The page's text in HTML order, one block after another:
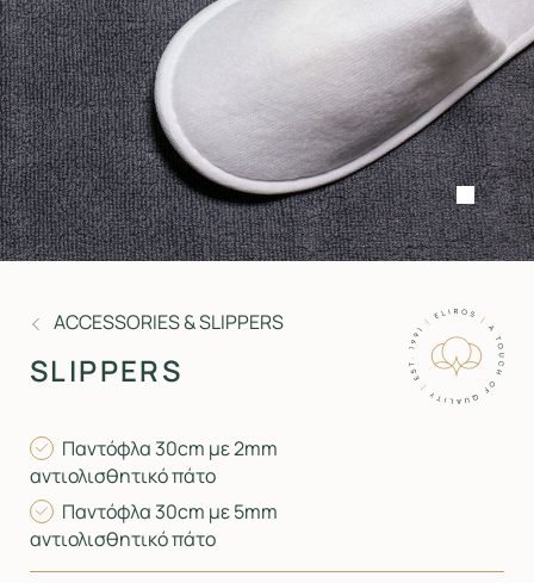
ACCESSORIES & SLIPPERS
SLIPPERS
Παντόφλα 30cm με 2mm
αντιολισθητικό πάτο
Παντόφλα 30cm με 5mm
αντιολισθητικό πάτο